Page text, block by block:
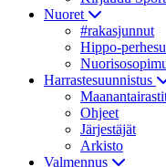
Nuoret
#rakasjunnut
Hippo-
Harrastesuunnistus
Ohjeet
Järjestäjät
Arkisto
Valmennus